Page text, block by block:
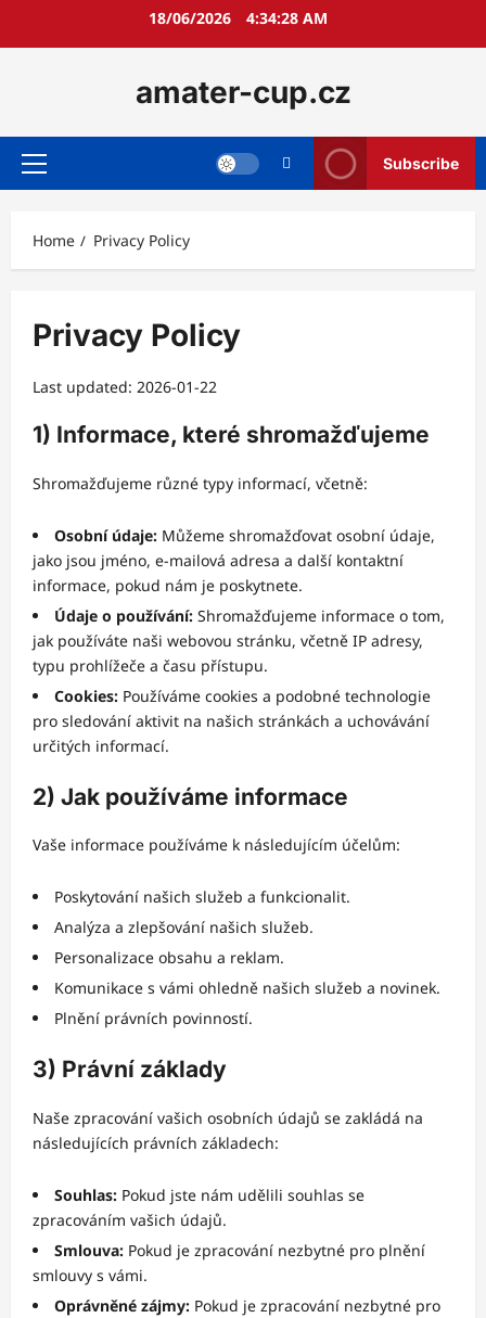
18/06/2026 4:34:29 AM
amater-cup.cz
Primary
Subscribe
Home Privacy Policy
Privacy Policy
Last updated: 2026-01-22
1) Informace, které shromažďujeme
Shromažďujeme různé typy informací, včetně:
Osobní údaje: Můžeme shromažďovat osobní údaje,
jako jsou jméno, e-mailová adresa a další kontaktní
informace, pokud nám je poskytnete.
Údaje o používání: Shromažďujeme informace o tom,
jak používáte naši webovou stránku, včetně IP adresy,
typu prohlížeče a času přístupu.
Cookies: Používáme cookies a podobné technologie
pro sledování aktivit na našich stránkách a uchovávání
určitých informací.
2) Jak používáme informace
Vaše informace používáme k následujícím účelům:
Poskytování našich služeb a funkcionalit.
Analýza a zlepšování našich služeb.
Personalizace obsahu a reklam.
Komunikace s vámi ohledně našich služeb a novinek.
Plnění právních povinností.
3) Právní základy
Naše zpracování vašich osobních údajů se zakládá na
následujících právních základech:
Souhlas: Pokud jste nám udělili souhlas se
zpracováním vašich údajů.
Smlouva: Pokud je zpracování nezbytné pro plnění
smlouvy s vámi.
Oprávněné zájmy: Pokud je zpracování nezbytné pro